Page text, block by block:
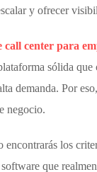
y ofrecer
call center para
sólida
demanda. Por
negocio.
encontrarás los
que